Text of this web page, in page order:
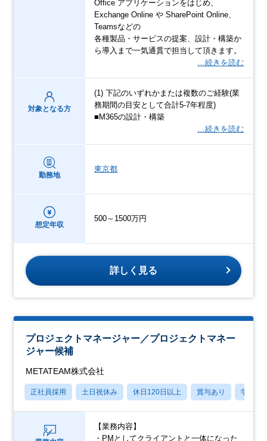
Office アプリケーションをはじめ、
Exchange Online や SharePoint Online、
Teamsなどの
各種製品・サービスの提案、設計・構築か
ら導入まで一気通貫で担当して頂きます。
…続きを読む
対象となる方
(1) 下記のいずれかまたは複数のご経験(業
務期間の目安として合計5-7年程度)
■M365の設計・構築
…続きを読む
勤務地
東京都
想定年収
500～1500万円
詳しく見る
プロジェクトマネージャー／プロジェクトマネー
ジャー候補
METATEAM株式会社
正社員採用 土日祝休み 休日120日以上 賞与あり 学歴不
【業務内容】
・PMとしてクライアントと一体になった